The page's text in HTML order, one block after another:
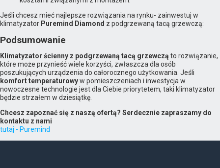
Jeśli chcesz mieć najlepsze rozwiązania na rynku- zainwestuj w
klimatyzator Puremind Diamond z podgrzewaną tacą grzewczą:
Podsumowanie
Klimatyzator ścienny z podgrzewaną tacą grzewczą to rozwiązanie,
które może przynieść wiele korzyści, zwłaszcza dla osób
poszukujących urządzenia do całorocznego użytkowania. Jeśli
komfort temperaturowyw pomieszczeniach i inwestycja w
nowoczesne technologie jest dla Ciebie priorytetem, taki klimatyzator
będzie strzałem w dziesiątkę.
Chcesz zapoznać się z naszą ofertą? Serdecznie zapraszamy do
kontaktu z nami
tutaj - Puremind